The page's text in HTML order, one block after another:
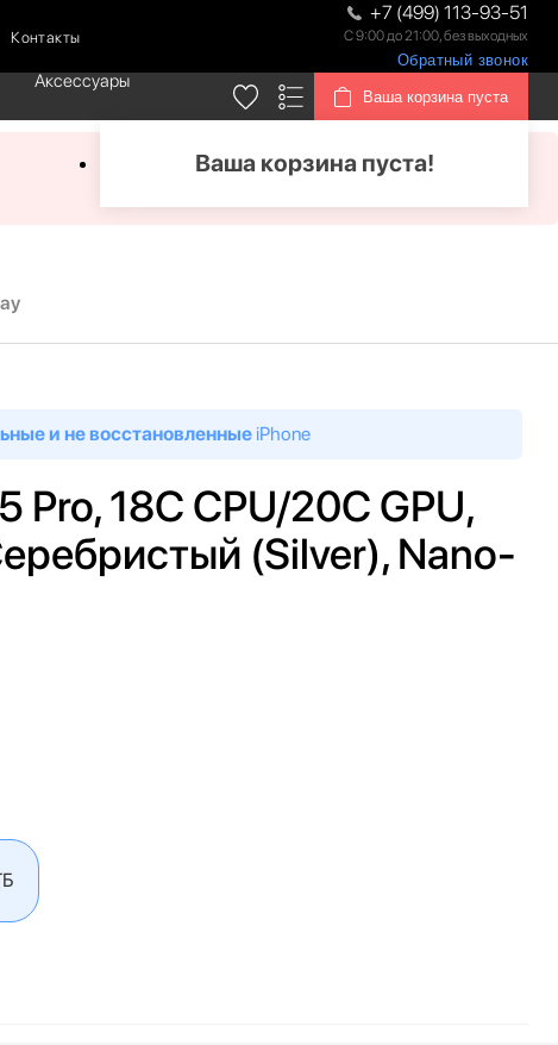
Контакты
+7 (499) 113-93-51
С 9:00 до 21:00, без выходных
Обратный звонок
Аксессуары
Ваша корзина пуста
Ваша корзина пуста!
и не восстановленныеiPhone
Pro, 18C CPU/20C GPU,
(Silver), Nano-